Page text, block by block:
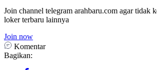
Join channel telegram arahbaru.com agar tidak
loker terbaru lainnya
Join now
Komentar
Bagikan: